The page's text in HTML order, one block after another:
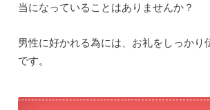
当になっていることはありませんか？
男性に好かれる為には、お礼をしっかり
です。